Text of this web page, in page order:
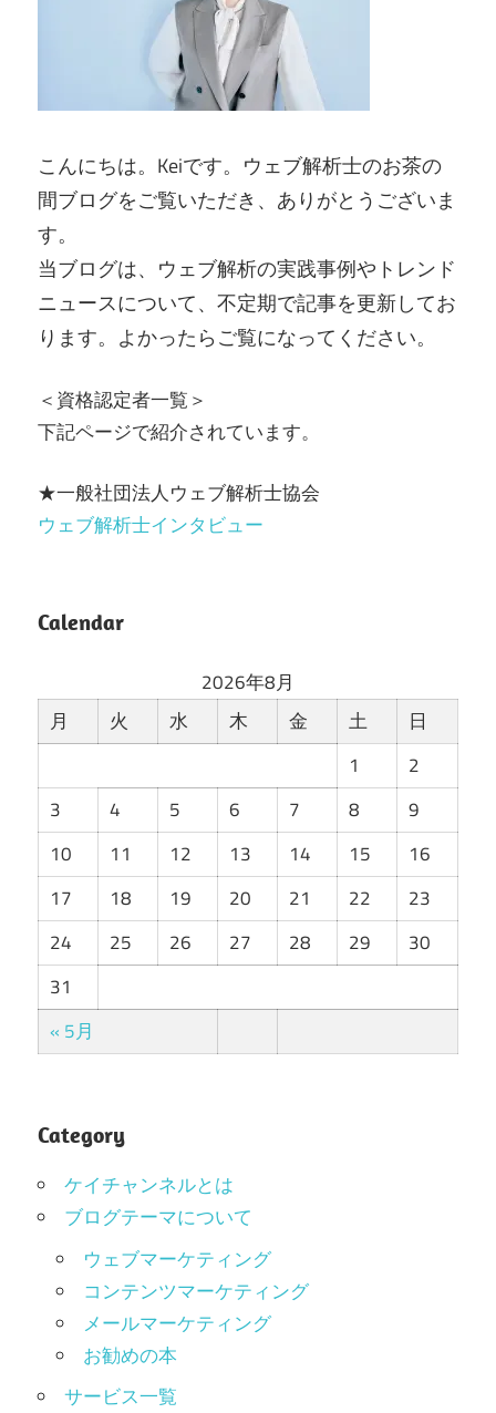
こんにちは。Keiです。ウェブ解析士のお茶の
間ブログをご覧いただき、ありがとうございま
す。
当ブログは、ウェブ解析の実践事例やトレンド
ニュースについて、不定期で記事を更新してお
ります。よかったらご覧になってください。
＜資格認定者一覧＞
下記ページで紹介されています。
★一般社団法人ウェブ解析士協会
ウェブ解析士インタビュー
Calendar
2026年8月
月
火 水 木 金 土 日
« 5月
1
2
3
4 5 6 7 8
9
10
11 12 13 14 15
16
17
18 19 20 21 22
23
24
25 26 27 28 29
30
31
Category
ケイチャンネルとは
ブログテーマについて
ウェブマーケティング
コンテンツマーケティング
メールマーケティング
お勧めの本
サービス一覧